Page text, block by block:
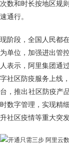
次数和时长按地区规
速通行。
现阶段，全国人民都
为单位，加强进出管
人表示，阿里集团通
字社区防疫服务上线
台，推出社区防疫产
时数字管理，实现精
升社区疫情等重大突